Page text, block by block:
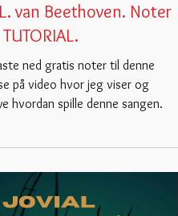
van Beethoven. Noter
ned gratis noter til denne
på video hvor jeg viser og
hvordan spille denne sangen.